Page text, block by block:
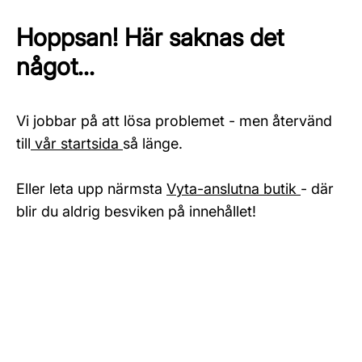
Hoppsan! Här saknas det
något...
Vi jobbar på att lösa problemet - men återvänd
till vår startsida så länge.
Eller leta upp närmsta Vyta-anslutna butik - där
blir du aldrig besviken på innehållet!